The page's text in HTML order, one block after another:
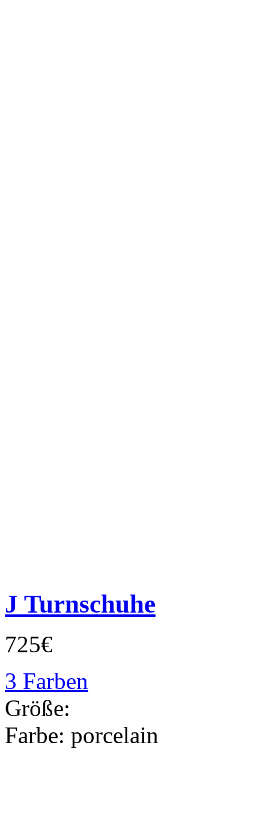
J Turnschuhe
725€
3 Farben
Größe:
Farbe: porcelain